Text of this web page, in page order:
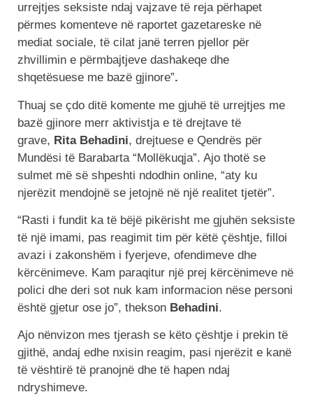
urrejtjes seksiste ndaj vajzave të reja përhapet
përmes komenteve në raportet gazetareske në
mediat sociale, të cilat janë terren pjellor për
zhvillimin e përmbajtjeve dashakeqe dhe
shqetësuese me bazë gjinore”.
Thuaj se çdo ditë komente me gjuhë të urrejtjes me
bazë gjinore merr aktivistja e të drejtave të
grave, Rita Behadini, drejtuese e Qendrës për
Mundësi të Barabarta “Mollëkuqja”. Ajo thotë se
sulmet më së shpeshti ndodhin online, “aty ku
njerëzit mendojnë se jetojnë në një realitet tjetër”.
“Rasti i fundit ka të bëjë pikërisht me gjuhën seksiste
të një imami, pas reagimit tim për këtë çështje, filloi
avazi i zakonshëm i fyerjeve, ofendimeve dhe
kërcënimeve. Kam paraqitur një prej kërcënimeve në
polici dhe deri sot nuk kam informacion nëse personi
është gjetur ose jo”, thekson Behadini.
Ajo nënvizon mes tjerash se këto çështje i prekin të
gjithë, andaj edhe nxisin reagim, pasi njerëzit e kanë
të vështirë të pranojnë dhe të hapen ndaj
ndryshimeve.